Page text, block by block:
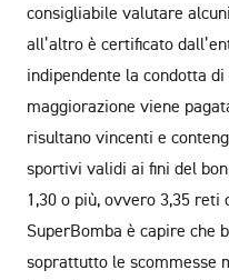
consigliabile valutare
all’altro è certificato
indipendente la condotta
maggiorazione viene
risultano vincenti e
sportivi validi ai fini del
1,30 o più, ovvero 3,35
SuperBomba è capire che
soprattutto le scommesse